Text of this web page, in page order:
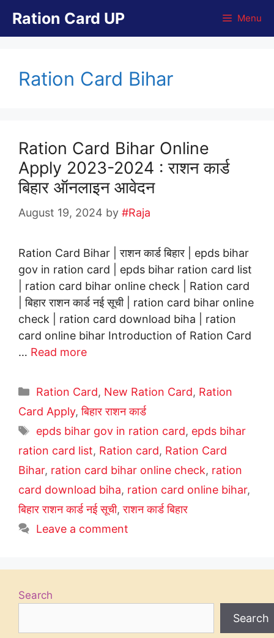
content
Ration Card UP Menu
Ration Card Bihar
Ration Card Bihar Online
Apply 2023-2024 : राशन कार्ड
बिहार ऑनलाइन आवेदन
August 19, 2024 by #Raja
Ration Card Bihar | राशन कार्ड बिहार | epds bihar
gov in ration card | epds bihar ration card list
| ration card bihar online check | Ration card
| बिहार राशन कार्ड नई सूची | ration card bihar online
check | ration card download biha | ration
card online bihar Introduction of Ration Card
… Read more
Categories
Ration Card, New Ration Card, Ration
Card Apply,बिहार राशन कार्ड
Tags
epds bihar gov in ration card, epds bihar
ration card list, Ration card, Ration Card
Bihar, ration card bihar online check, ration
card download biha, ration card online bihar,
बिहार राशन कार्ड नई सूची,राशन कार्ड बिहार
Leave a comment
Search
Search